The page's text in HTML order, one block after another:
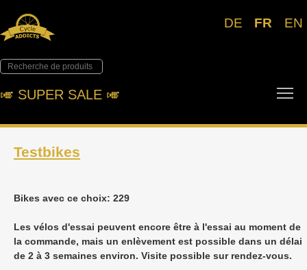
DE FR EN
🎺︎ SUPER SALE 🎺︎
Testbikes
Bikes avec ce choix: 229
Les vélos d'essai peuvent encore être à l'essai au moment de
la commande, mais un enlèvement est possible dans un délai
de 2 à 3 semaines environ. Visite possible sur rendez-vous.